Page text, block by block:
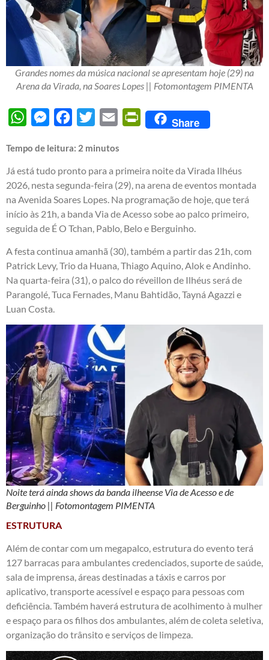
Grandes nomes da música nacional se apresentam hoje (29) na
Arena da Virada, na Soares Lopes || Fotomontagem PIMENTA
WhatsAppMessengerFacebook
Twitter Email PrintFriendly
Share
Tempo de leitura: 2 minutos
Já está tudo pronto para a primeira noite da Virada Ilhéus
2026, nesta segunda-feira (29), na arena de eventos montada
na Avenida Soares Lopes. Na programação de hoje, que terá
início às 21h, a banda Via de Acesso sobe ao palco primeiro,
seguida de É O Tchan, Pablo, Belo e Berguinho.
A festa continua amanhã (30), também a partir das 21h, com
Patrick Levy, Trio da Huana, Thiago Aquino, Alok e Andinho.
Na quarta-feira (31), o palco do réveillon de Ilhéus será de
Parangolé, Tuca Fernades, Manu Bahtidão, Tayná Agazzi e
Luan Costa.
Noite terá ainda shows da banda ilheense Via de Acesso e de
Berguinho || Fotomontagem PIMENTA
ESTRUTURA
Além de contar com um megapalco, estrutura do evento terá
127 barracas para ambulantes credenciados, suporte de saúde,
sala de imprensa, áreas destinadas a táxis e carros por
aplicativo, transporte acessível e espaço para pessoas com
deficiência. Também haverá estrutura de acolhimento à mulher
e espaço para os filhos dos ambulantes, além de coleta seletiva,
organização do trânsito e serviços de limpeza.